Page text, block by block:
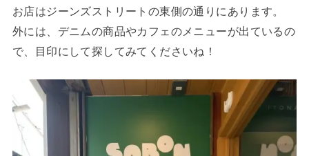
お店はジーンズストリートの東側の通りにあります。
外には、デニムの商品やカフェのメニューが出ているの
で、目印にして探してみてくださいね！